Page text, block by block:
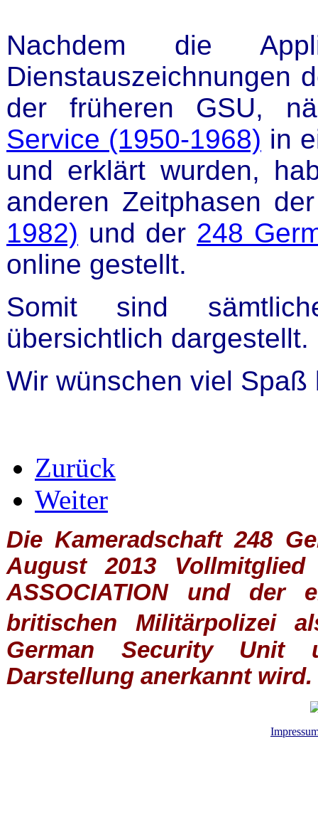
Nachdem die
Dienstauszeichnungen
der früheren GSU,
Service (1950-1968) in
und erklärt wurden,
anderen Zeitphasen
1982) und der 248
online gestellt.
Somit sind
übersichtlich dargestellt.
Wir wünschen viel
Zurück
Weiter
Die Kameradschaft 248
August 2013
ASSOCIATIONund der
britischen
Militärpolizei
German Security Unit
Darstellung anerkannt wird.